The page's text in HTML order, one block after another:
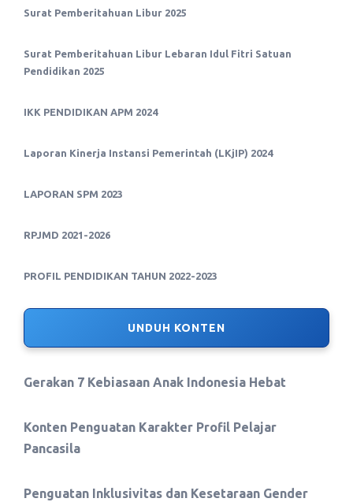
Surat Pemberitahuan Libur 2025
Surat Pemberitahuan Libur Lebaran Idul Fitri Satuan
Pendidikan 2025
IKK PENDIDIKAN APM 2024
Laporan Kinerja Instansi Pemerintah (LKjIP) 2024
LAPORAN SPM 2023
RPJMD 2021-2026
PROFIL PENDIDIKAN TAHUN 2022-2023
UNDUH KONTEN
Gerakan 7 Kebiasaan Anak Indonesia Hebat
Konten Penguatan Karakter Profil Pelajar
Pancasila
Penguatan Inklusivitas dan Kesetaraan Gender